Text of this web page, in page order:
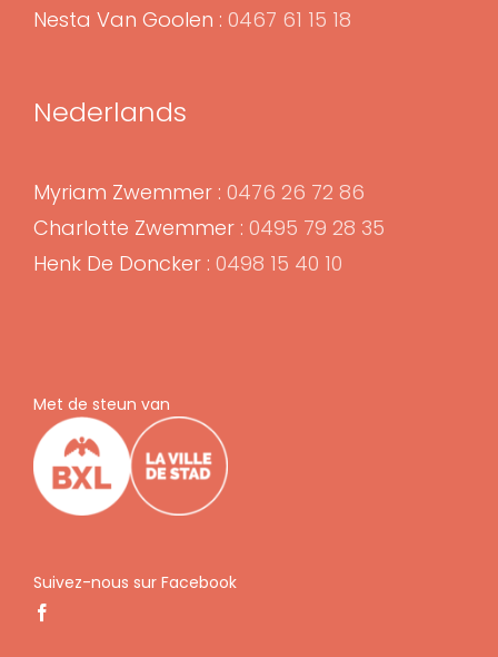
Nesta Van Goolen : 0467 61 15 18
Nederlands
Myriam Zwemmer : 0476 26 72 86
Charlotte Zwemmer : 0495 79 28 35
Henk De Doncker : 0498 15 40 10
Met de steun van
Suivez-nous sur Facebook